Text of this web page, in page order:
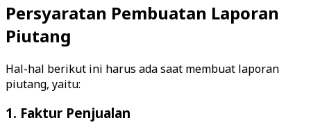
Persyaratan Pembuatan Laporan
Piutang
Hal-hal berikut ini harus ada saat membuat laporan
piutang, yaitu:
1. Faktur Penjualan